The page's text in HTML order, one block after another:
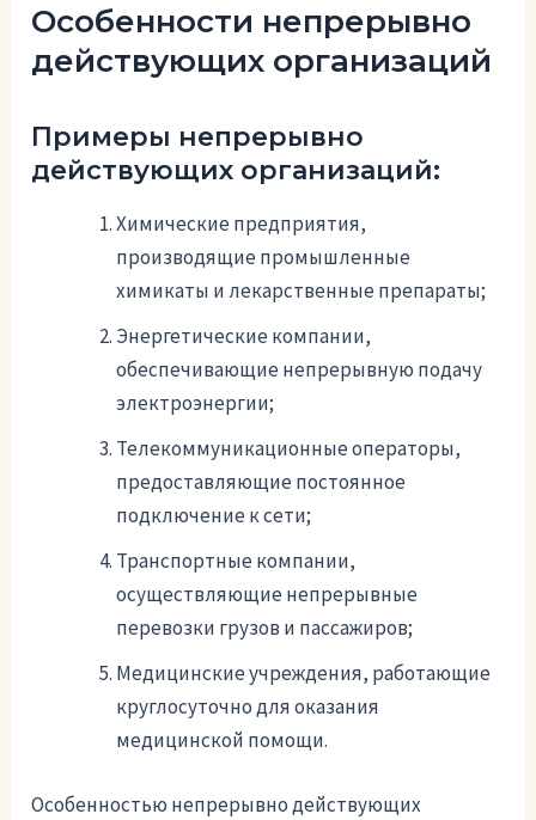
Особенности непрерывно
действующих организаций
Примеры непрерывно
действующих организаций:
Химические предприятия,
производящие промышленные
химикаты и лекарственные препараты;
Энергетические компании,
обеспечивающие непрерывную подачу
электроэнергии;
Телекоммуникационные операторы,
предоставляющие постоянное
подключение к сети;
Транспортные компании,
осуществляющие непрерывные
перевозки грузов и пассажиров;
Медицинские учреждения, работающие
круглосуточно для оказания
медицинской помощи.
Особенностью непрерывно действующих